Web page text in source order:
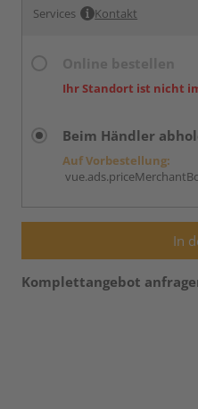
Services Kontakt
Ihr Standort ist nicht
Beim Händler
Auf Vorbestellung:
In
Komplettangebot